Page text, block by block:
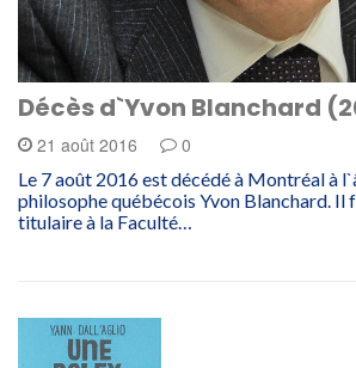
Décès d`Yvon Blanchard
21 août 2016 0
Le 7 août 2016 est décédé à Montréal à
philosophe québécois Yvon Blanchard. Il
titulaire à la Faculté…